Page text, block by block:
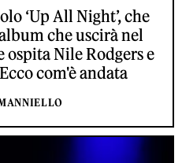
‘Up All Night’, che
che uscirà nel
ospita Nile Rodgers e
com'è andata